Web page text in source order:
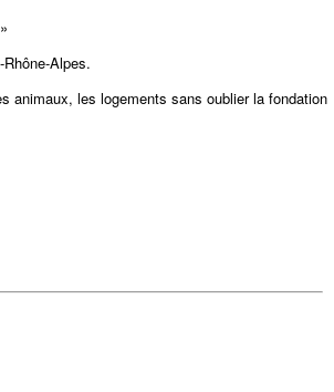
Alpes.
animaux, les logements sans oublier la fondation